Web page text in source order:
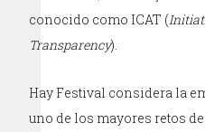
conocido como ICAT (
Transparency).
Hay Festival considera la
uno de los mayores retos